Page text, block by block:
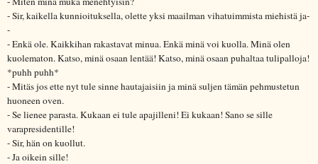
- Sir, kaikella kunnioituksella, olette yksi maailman vihatuimmista miehistä ja-
-
- Enkä ole. Kaikkihan rakastavat minua. Enkä minä voi kuolla. Minä olen
kuolematon. Katso, minä osaan lentää! Katso, minä osaan puhaltaa tulipalloja!
*puhh puhh*
- Mitäs jos ette nyt tule sinne hautajaisiin ja minä suljen tämän pehmustetun
huoneen oven.
- Se lienee parasta. Kukaan ei tule apajilleni! Ei kukaan! Sano se sille
varapresidentille!
- Sir, hän on kuollut.
- Ja oikein sille!